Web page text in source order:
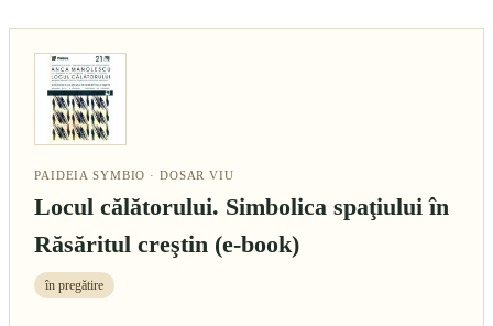
PAIDEIA SYMBIO · DOSAR VIU
Locul călătorului. Simbolica spaţiului în
Răsăritul creştin (e-book)
în pregătire